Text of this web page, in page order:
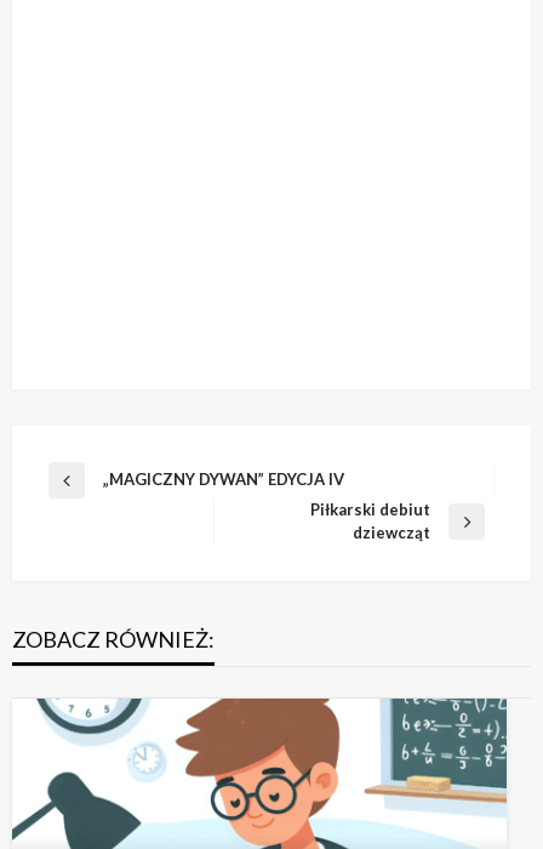
Nawigacja
Poprzedni„MAGICZNY DYWAN” EDYCJA IV
Piłkarski debiut
dziewcząt
ZOBACZ RÓWNIEŻ: